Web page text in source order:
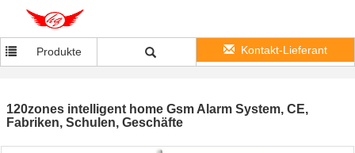
Produkte Kontakt-Lieferant
120zones intelligent home Gsm Alarm System, CE,
Fabriken, Schulen, Geschäfte